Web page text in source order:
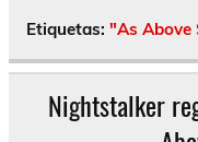
Etiquetas: "As Above
Nightstalker